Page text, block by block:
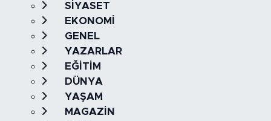
SİYASET
EKONOMİ
GENEL
YAZARLAR
EĞİTİM
DÜNYA
YAŞAM
MAGAZİN